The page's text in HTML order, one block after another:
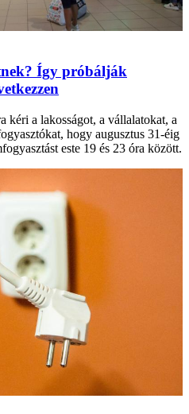
Így próbálják
kéri a lakosságot, a vállalatokat, a
hogy augusztus 31-éig
este 19 és 23 óra között.